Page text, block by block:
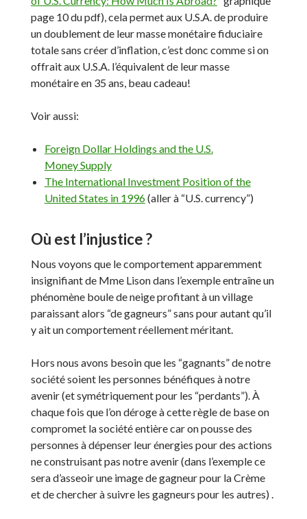
page 10 du pdf), cela permet aux U.S.A. de produire
un doublement de leur masse monétaire fiduciaire
totale sans créer d’inflation, c’est donc comme si on
offrait aux U.S.A. l’équivalent de leur masse
monétaire en 35 ans, beau cadeau!
Voir aussi:
Foreign Dollar Holdings and the U.S.
Money Supply
The International Investment Position of the
United States in 1996(aller à “U.S. currency”)
Où est l’injustice ?
Nous voyons que le comportement apparemment
insignifiant de Mme Lison dans l’exemple entraîne un
phénomène boule de neige profitant à un village
paraissant alors “de gagneurs” sans pour autant qu’il
y ait un comportement réellement méritant.
Hors nous avons besoin que les “gagnants” de notre
société soient les personnes bénéfiques à notre
avenir (et symétriquement pour les “perdants”). À
chaque fois que l’on déroge à cette règle de base on
compromet la société entière car on pousse des
personnes à dépenser leur énergies pour des actions
ne construisant pas notre avenir (dans l’exemple ce
sera d’asseoir une image de gagneur pour la Crème
et de chercher à suivre les gagneurs pour les autres) .